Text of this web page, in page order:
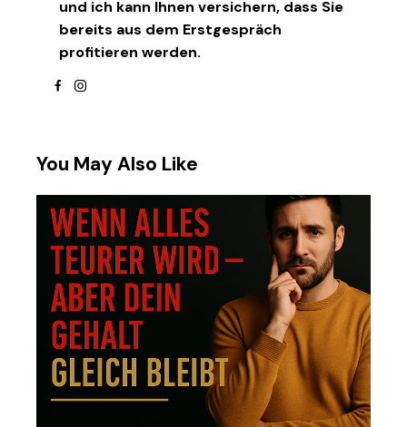
und ich kann Ihnen versichern, dass Sie
bereits aus dem Erstgespräch
profitieren werden.
facebook
instagram
You May Also Like